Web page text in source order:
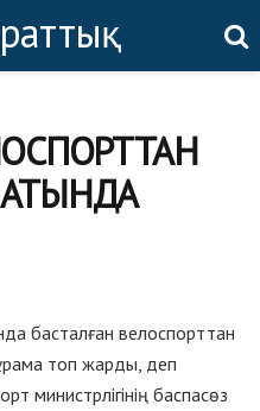
басталған велоспорттан
топ жарды, деп
министрлігінің баспасөз